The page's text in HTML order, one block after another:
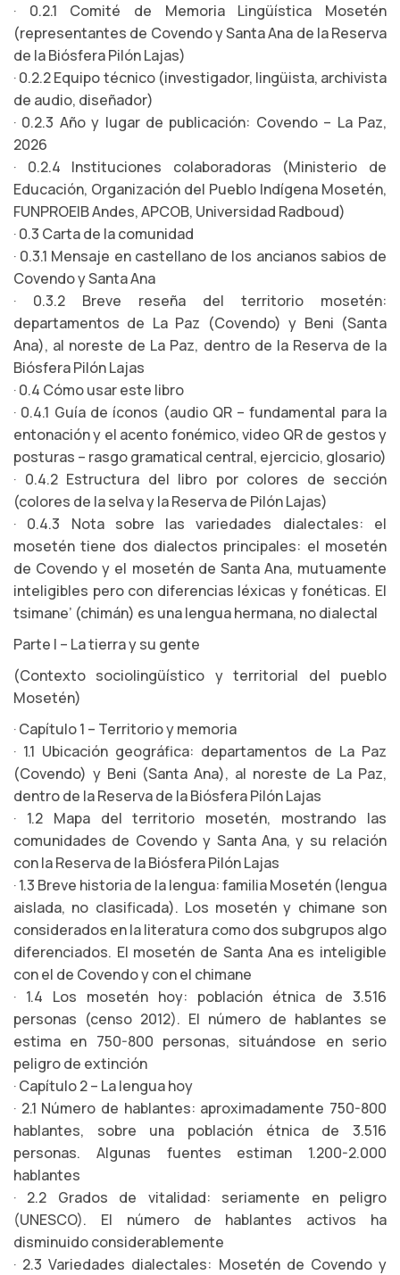
· 0.2.1 Comité de Memoria Lingüística Mosetén
(representantes de Covendo y Santa Ana de la Reserva
de la Biósfera Pilón Lajas)
· 0.2.2 Equipo técnico (investigador, lingüista, archivista
de audio, diseñador)
· 0.2.3 Año y lugar de publicación: Covendo – La Paz,
2026
· 0.2.4 Instituciones colaboradoras (Ministerio de
Educación, Organización del Pueblo Indígena Mosetén,
FUNPROEIB Andes, APCOB, Universidad Radboud)
· 0.3 Carta de la comunidad
· 0.3.1 Mensaje en castellano de los ancianos sabios de
Covendo y Santa Ana
· 0.3.2 Breve reseña del territorio mosetén:
departamentos de La Paz (Covendo) y Beni (Santa
Ana), al noreste de La Paz, dentro de la Reserva de la
Biósfera Pilón Lajas
· 0.4 Cómo usar este libro
· 0.4.1 Guía de íconos (audio QR – fundamental para la
entonación y el acento fonémico, video QR de gestos y
posturas – rasgo gramatical central, ejercicio, glosario)
· 0.4.2 Estructura del libro por colores de sección
(colores de la selva y la Reserva de Pilón Lajas)
· 0.4.3 Nota sobre las variedades dialectales: el
mosetén tiene dos dialectos principales: el mosetén
de Covendo y el mosetén de Santa Ana, mutuamente
inteligibles pero con diferencias léxicas y fonéticas. El
tsimane’ (chimán) es una lengua hermana, no dialectal
Parte I – La tierra y su gente
(Contexto sociolingüístico y territorial del pueblo
Mosetén)
· Capítulo 1 – Territorio y memoria
· 1.1 Ubicación geográfica: departamentos de La Paz
(Covendo) y Beni (Santa Ana), al noreste de La Paz,
dentro de la Reserva de la Biósfera Pilón Lajas
· 1.2 Mapa del territorio mosetén, mostrando las
comunidades de Covendo y Santa Ana, y su relación
con la Reserva de la Biósfera Pilón Lajas
· 1.3 Breve historia de la lengua: familia Mosetén (lengua
aislada, no clasificada). Los mosetén y chimane son
considerados en la literatura como dos subgrupos algo
diferenciados. El mosetén de Santa Ana es inteligible
con el de Covendo y con el chimane
· 1.4 Los mosetén hoy: población étnica de 3.516
personas (censo 2012). El número de hablantes se
estima en 750-800 personas, situándose en serio
peligro de extinción
· Capítulo 2 – La lengua hoy
· 2.1 Número de hablantes: aproximadamente 750-800
hablantes, sobre una población étnica de 3.516
personas. Algunas fuentes estiman 1.200-2.000
hablantes
· 2.2 Grados de vitalidad: seriamente en peligro
(UNESCO). El número de hablantes activos ha
disminuido considerablemente
· 2.3 Variedades dialectales: Mosetén de Covendo y